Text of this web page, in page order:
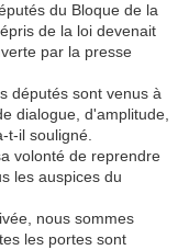
du Bloque de la
de la loi devenait
par la presse
députés sont venus à
dialogue, d'amplitude,
t-il souligné.
volonté de reprendre
les auspices du
nous sommes
les portes sont